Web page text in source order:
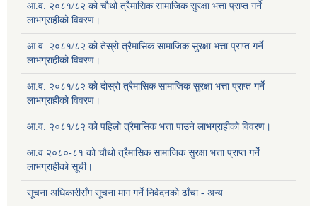
आ.व. २०८१/८२ को चौथो त्रैमासिक सामाजिक सुरक्षा भत्ता प्राप्त गर्ने
लाभग्राहीको विवरण।
आ.व. २०८१/८२ को तेस्रो त्रैमासिक सामाजिक सुरक्षा भत्ता प्राप्त गर्ने
लाभग्राहीको विवरण।
आ.व. २०८१/८२ को दोस्रो त्रैमासिक सामाजिक सुरक्षा भत्ता प्राप्त गर्ने
लाभग्राहीको विवरण।
आ.व. २०८१/८२ को पहिलो त्रैमासिक भत्ता पाउने लाभग्राहीको विवरण।
आ.व २०८०-८१ को चौथो त्रैमासिक सामाजिक सुरक्षा भत्ता प्राप्त गर्ने
लाभग्राहीको सूची।
सूचना अधिकारीसँग सूचना माग गर्ने निवेदनको ढाँचा - अन्य